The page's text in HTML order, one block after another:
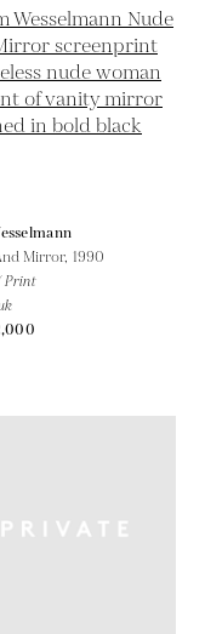
Mirror, 1990
Print